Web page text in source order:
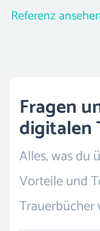
Shopping mit
Referenz
Fragen
digitalen
Alles, was du
Vorteile und
Trauerbücher